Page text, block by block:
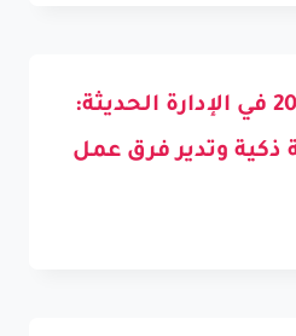
الدليل الشامل 2026 في الإدارة الحديثة:
وتدير فرق عمل